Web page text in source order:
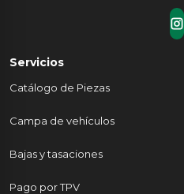
Servicios
Catálogo de Piezas
Campa de vehículos
Bajas y tasaciones
Pago por TPV